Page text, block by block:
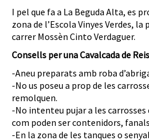
I pel que fa a La Beguda Alta, es
zona de l’Escola Vinyes Verdes, la
carrer Mossèn Cinto Verdaguer.
Consells per una Cavalcada de
-Aneu preparats amb roba
-No us poseu a prop de les
remolquen.
-No intenteu pujar a les
com poden ser contenidors,
-En la zona de les tanques o